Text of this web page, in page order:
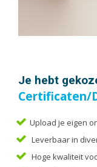
Notitieblokken
Portfolio
Posters
Rapporten/
Je hebt
Certificaten/
Upload je eigen
Leverbaar in
Hoge kwaliteit